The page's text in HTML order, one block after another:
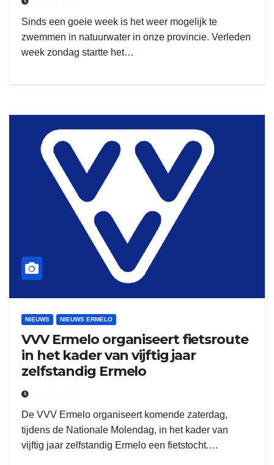
Sinds een goeie week is het weer mogelijk te
zwemmen in natuurwater in onze provincie. Verleden
week zondag startte het…
NIEUWS NIEUWS ERMELO
VVV Ermelo organiseert fietsroute
in het kader van vijftig jaar
zelfstandig Ermelo
De VVV Ermelo organiseert komende zaterdag,
tijdens de Nationale Molendag, in het kader van
vijftig jaar zelfstandig Ermelo een fietstocht.…